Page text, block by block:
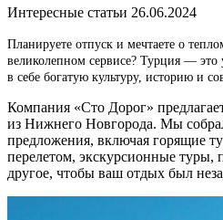
Интересные статьи 26.06.2024
Планируете отпуск и мечтаете о
великолепном сервисе? Турция — это
в себе богатую культуру, историю и
Компания «Сто Дорог»
из Нижнего Новгорода. Мы
предложения, включая горящие
перелетом, экскурсионные туры,
другое, чтобы ваш отдых был